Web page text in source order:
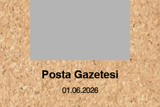
Posta Gazetesi
01.06.2026